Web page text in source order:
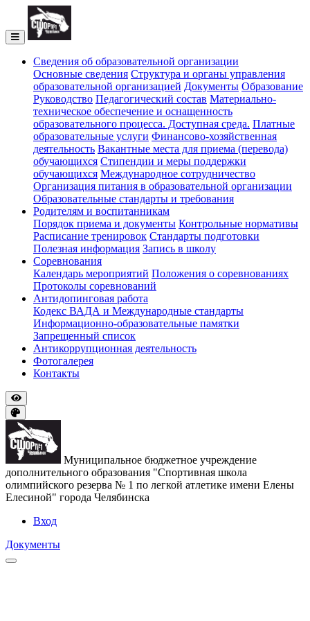
Cведения об образовательной организации
Основные сведения Структура и органы управления
образовательной организацией Документы Образование
Руководство Педагогический состав Материально-
техническое обеспечение и оснащенность
образовательного процесса. Доступная среда. Платные
образовательные услуги Финансово-хозяйственная
деятельность Вакантные места для приема (перевода)
обучающихся Стипендии и меры поддержки
обучающихся Международное сотрудничество
Организация питания в образовательной организации
Образовательные стандарты и требования
Родителям и воспитанникам
Порядок приема и документы Контрольные нормативы
Расписание тренировок Стандарты подготовки
Полезная информация Запись в школу
Соревнования
Календарь мероприятий Положения о соревнованиях
Протоколы соревнований
Антидопинговая работа
Кодекс ВАДА и Международные стандарты
Информационно-образовательные памятки
Запрещенный список
Антикоррупционная деятельность
Фотогалерея
Контакты
Муниципальное бюджетное учреждение
дополнительного образования "Спортивная школа
олимпийского резерва № 1 по легкой атлетике имени Елены
Елесиной" города Челябинска
Вход
Документы